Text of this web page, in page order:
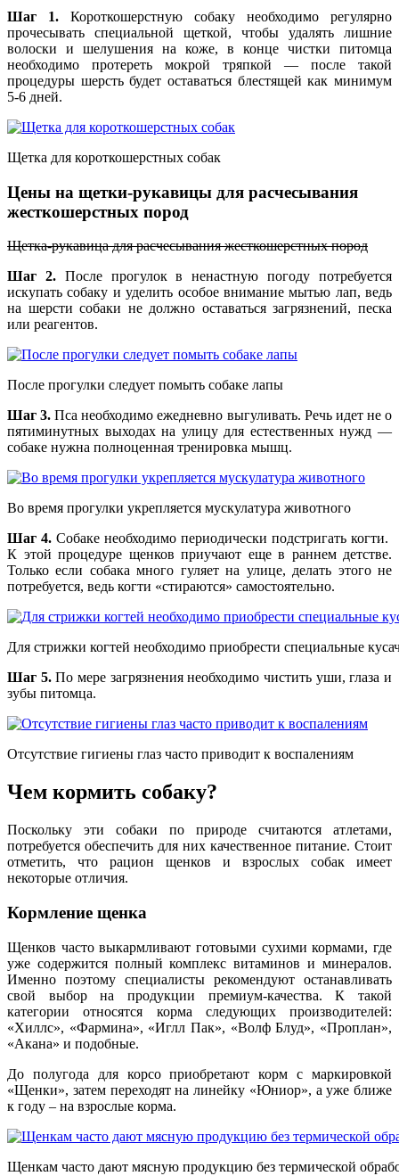
Шаг 1. Короткошерстную собаку необходимо регулярно
прочесывать специальной щеткой, чтобы удалять лишние
волоски и шелушения на коже, в конце чистки питомца
необходимо протереть мокрой тряпкой — после такой
процедуры шерсть будет оставаться блестящей как минимум
5-6 дней.
Щетка для короткошерстных собак
Цены на щетки-рукавицы для расчесывания
жесткошерстных пород
Щетка-рукавица для расчесывания жесткошерстных пород
Шаг 2.После прогулок в ненастную погоду потребуется
искупать собаку и уделить особое внимание мытью лап, ведь
на шерсти собаки не должно оставаться загрязнений, песка
или реагентов.
После прогулки следует помыть собаке лапы
Шаг 3. Пса необходимо ежедневно выгуливать. Речь идет не о
пятиминутных выходах на улицу для естественных нужд —
собаке нужна полноценная тренировка мышц.
Во время прогулки укрепляется мускулатура животного
Шаг 4. Собаке необходимо периодически подстригать когти.
К этой процедуре щенков приучают еще в раннем детстве.
Только если собака много гуляет на улице, делать этого не
потребуется, ведь когти «стираются» самостоятельно.
Для стрижки когтей необходимо приобрести специальные
Шаг 5.По мере загрязнения необходимо чистить уши, глаза и
зубы питомца.
Отсутствие гигиены глаз часто приводит к воспалениям
Чем кормить собаку?
Поскольку эти собаки по природе считаются атлетами,
потребуется обеспечить для них качественное питание. Стоит
отметить, что рацион щенков и взрослых собак имеет
некоторые отличия.
Кормление щенка
Щенков часто выкармливают готовыми сухими кормами, где
уже содержится полный комплекс витаминов и минералов.
Именно поэтому специалисты рекомендуют останавливать
свой выбор на продукции премиум-качества. К такой
категории относятся корма следующих производителей:
«Хиллс», «Фармина», «Иглл Пак», «Волф Блуд», «Проплан»,
«Акана» и подобные.
До полугода для корсо приобретают корм с маркировкой
«Щенки», затем переходят на линейку «Юниор», а уже ближе
к году – на взрослые корма.
Щенкам часто дают мясную продукцию без термической